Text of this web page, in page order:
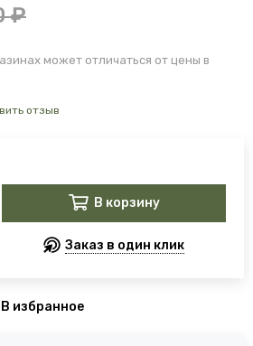
₽
может отличаться от цены в
отзыв
В корзину
Заказ в один клик
В избранное